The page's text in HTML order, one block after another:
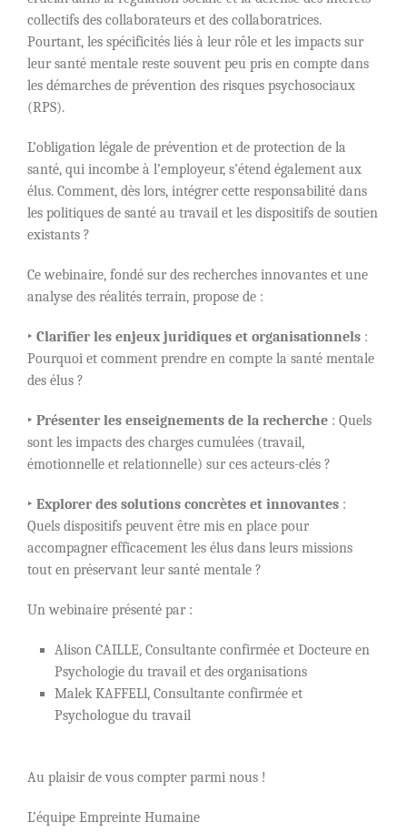
collectifs des collaborateurs et des collaboratrices.
Pourtant, les spécificités liés à leur rôle et les impacts sur
leur santé mentale reste souvent peu pris en compte dans
les démarches de prévention des risques psychosociaux
(RPS).
L’obligation légale de prévention et de protection de la
santé, qui incombe à l’employeur, s’étend également aux
élus. Comment, dès lors, intégrer cette responsabilité dans
les politiques de santé au travail et les dispositifs de soutien
existants ?
Ce webinaire, fondé sur des recherches innovantes et une
analyse des réalités terrain, propose de :
‣ Clarifier les enjeux juridiques et organisationnels :
Pourquoi et comment prendre en compte la santé mentale
des élus ?
‣ Présenter les enseignements de la recherche : Quels
sont les impacts des charges cumulées (travail,
émotionnelle et relationnelle) sur ces acteurs-clés ?
‣ Explorer des solutions concrètes et innovantes :
Quels dispositifs peuvent être mis en place pour
accompagner efficacement les élus dans leurs missions
tout en préservant leur santé mentale ?
Un webinaire présenté par :
Alison CAILLE, Consultante confirmée et Docteure en
Psychologie du travail et des organisations
Malek KAFFELl, Consultante confirmée et
Psychologue du travail
Au plaisir de vous compter parmi nous !
L’équipe Empreinte Humaine